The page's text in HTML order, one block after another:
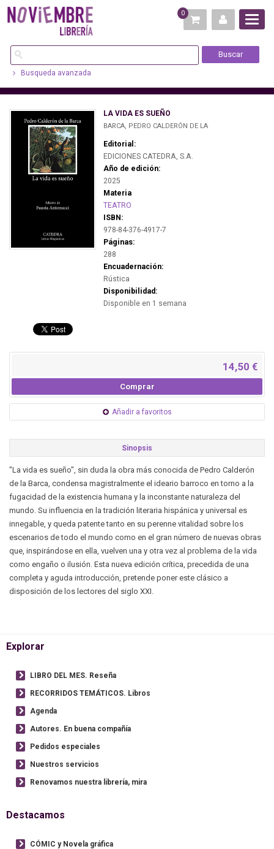
0
Busqueda avanzada
LA VIDA ES SUEÑO
BARCA, PEDRO CALDERÓN DE LA
Editorial:
EDICIONES CATEDRA, S.A.
Año de edición:
2025
Materia
TEATRO
ISBN:
978-84-376-4917-7
Páginas:
288
Encuadernación:
Rústica
Disponibilidad:
Disponible en 1 semana
14,50 €
Comprar
Añadir a favoritos
Sinopsis
"La vida es sueño", sin duda la obra más conocida de Pedro Calderón
de la Barca, condensa magistralmente el ideario barroco en torno a la
fugacidad de la existencia humana y la inconstante naturaleza del
mundo. Su influencia en la tradición literaria hispánica y universal es
innegable, y queda patente tanto en su perenne vitalidad sobre los
escenarios de todo el mundo como en el gran número de nuevas obras
que, inspirándose en ella, vuelven una y otra vez al problema de la vida
como engaño o ilusión. Esta nueva edición crítica, precedida de una
completa y aguda introducción, pretende poner este clásico a
disposición de los lectores del siglo XXI.
Explorar
LIBRO DEL MES. Reseña
RECORRIDOS TEMÁTICOS. Libros
Agenda
Autores. En buena compañía
Pedidos especiales
Nuestros servicios
Renovamos nuestra librería, mira
Destacamos
CÓMIC y Novela gráfica